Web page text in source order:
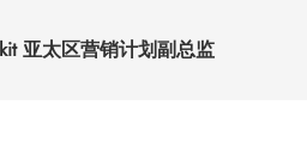
亚太区营销计划副总监